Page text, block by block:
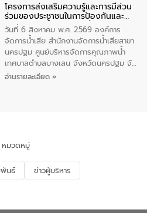
ประชาชน ตัวแทนจากโรงแรมต่างๆ ในเขต
เทศบาลตำบลราไวย์ ศูนย์บริหารจัดการ
คุณภาพน้ำเทศบาลตำบลราไวย์ นำโดยนาย
น้อย แก้วเศษ ผู้จัดการสำนักงานจัดการน้ำ
เสียสาขาภูเก็ต พร้อมด้วยเจ้าหน้าที่ จำนวน
5 คน ร่วมทำกิจกรรม ทำความสะอาด
ชายหาดและแหล่งท่องเที่ยว ณ บริเวณ
โครงการส่งเสริมความรู้และการมีส่วน
ร่วมของประชาชนในการป้องกันและ
แก้ไขปัญหาน้ำเสียอย่างยั่งยืน
วันที่ 6 สิงหาคม พ.ศ. 2569 องค์การ
จัดการน้ำเสีย สำนักงานจัดการน้ำเสียสาขา
นครปฐม ศูนย์บริหารจัดการคุณภาพน้ำ
เทศบาลตำบลบางเลน จังหวัดนครปฐม จัด
กิจกรรมภายใต้โครงการส่งเสริมความรู้และ
จัดการน้ำเสียและสร้างจิตสำนึกในการ
อนุรักษ์สิ่งแวดล้อม ในหัวข้อ “น้ำเสียชุมชน
และการบำบัดน้ำเสียเบื้องต้น” โดยให้ความรู้
เกี่ยวกับสาเหตุและผลกระทบของน้ำเสีย
ณ เทศบาลตำบลบางเลน จังหวัดนครปฐม
อ่านรายละเอียด »
หมวดหมู่
พันธ์ ข่าวผู้บริหาร